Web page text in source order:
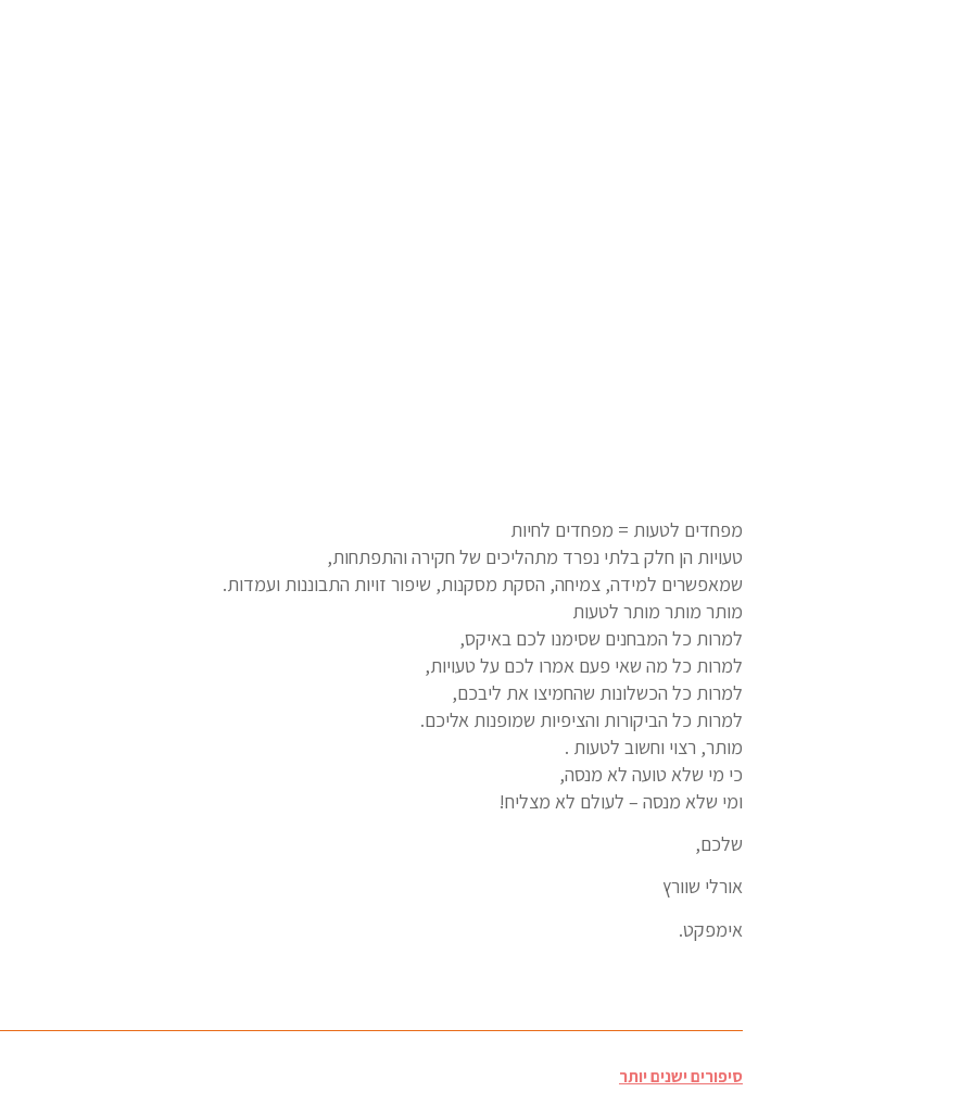
מפחדים לטעות = מפחדים לחיות
טעויות הן חלק בלתי נפרד מתהליכים של חקירה והתפתחות,
שמאפשרים למידה, צמיחה, הסקת מסקנות, שיפור זויות התבוננות ועמדות.
מותר מותר מותר לטעות
למרות כל המבחנים שסימנו לכם באיקס,
למרות כל מה שאי פעם אמרו לכם על טעויות,
למרות כל הכשלונות שהחמיצו את ליבכם,
למרות כל הביקורות והציפיות שמופנות אליכם.
מותר, רצוי וחשוב לטעות .
כי מי שלא טועה לא מנסה,
ומי שלא מנסה – לעולם לא מצליח!
שלכם,
אורלי שוורץ
אימפקט.
סיפורים ישנים יותר